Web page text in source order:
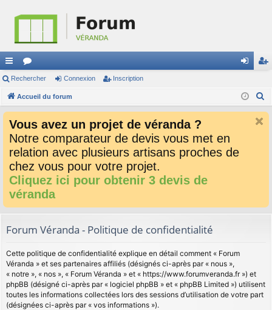
ac
co
ci
or
u
s
ne cri
Rechercher Connexion Inscription
Accueil du forum
r
Vous avez un projet de véranda ?
Notre comparateur de devis vous met en
relation avec plusieurs artisans proches de
chez vous pour votre projet.
Cliquez ici pour obtenir 3 devis de
véranda
Forum Véranda - Politique de confidentialité
Cette politique de confidentialité explique en détail comment « Forum
Véranda » et ses partenaires affiliés (désignés ci-après par « nous »,
« notre », « nos », « Forum Véranda » et « https://www.forumveranda.fr ») et
phpBB (désigné ci-après par « logiciel phpBB » et « phpBB Limited ») utilisent
toutes les informations collectées lors des sessions d’utilisation de votre part
(désignées ci-après par « vos informations »).